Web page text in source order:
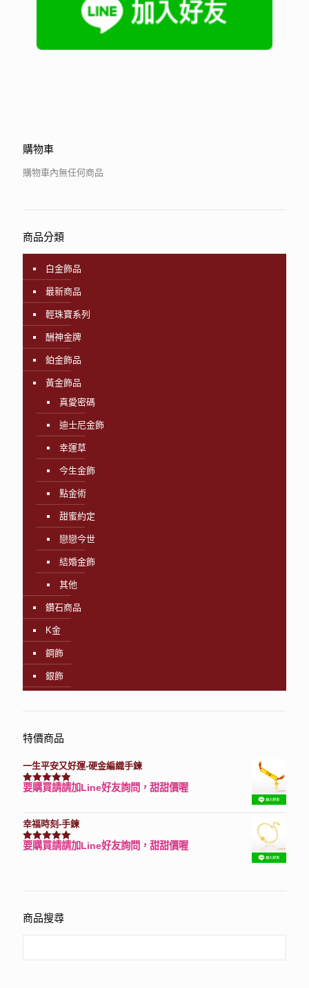
購物車
購物車內無任何商品
商品分類
白金飾品
最新商品
輕珠寶系列
酬神金牌
鉑金飾品
黃金飾品
真愛密碼
迪士尼金飾
幸運草
今生金飾
點金術
甜蜜約定
戀戀今世
結婚金飾
其他
鑽石商品
K金
鋼飾
銀飾
特價商品
一生平安又好運-硬金編織手鍊
評分7740滿分 5
要購買請請加Line好友詢問，甜甜價喔
幸福時刻-手鍊
評分3150滿分 5
要購買請請加Line好友詢問，甜甜價喔
商品搜尋